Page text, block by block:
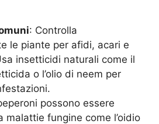
: Controlla
le piante per afidi, acari e
insetticidi naturali come il
o l’olio di neem per
possono essere
malattie fungine come l’oidio